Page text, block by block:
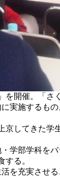
開催。「さ
実施するもの
してきた学
学部学科を
る。
を充実させる